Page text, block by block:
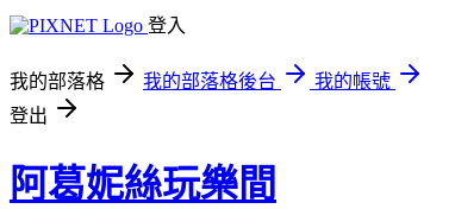
登入
我的部落格 我的部落格後台
我的帳號
登出
阿葛妮絲玩樂間